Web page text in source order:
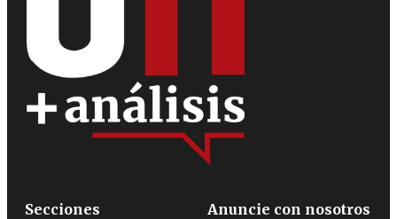
Secciones
Anuncie con nosotros